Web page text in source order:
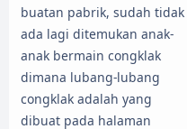
buatan pabrik, sudah tidak
ada lagi ditemukan anak-
anak bermain congklak
dimana lubang-lubang
congklak adalah yang
dibuat pada halaman